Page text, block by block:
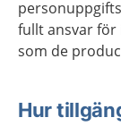
fullt ansvar
som de
Hur